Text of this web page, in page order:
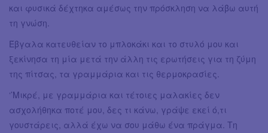
και φυσικά δέχτηκα αμέσως την πρόσκληση να λάβω αυτή
τη γνώση.
Έβγαλα κατευθείαν το μπλοκάκι και το στυλό μου και
ξεκίνησα τη μία μετά την άλλη τις ερωτήσεις για τη ζύμη
της πίτσας, τα γραμμάρια και τις θερμοκρασίες.
‘’Μικρέ, με γραμμάρια και τέτοιες μαλακίες δεν
ασχολήθηκα ποτέ μου, δες τι κάνω, γράψε εκεί ό,τι
γουστάρεις, αλλά έχω να σου μάθω ένα πράγμα. Τη